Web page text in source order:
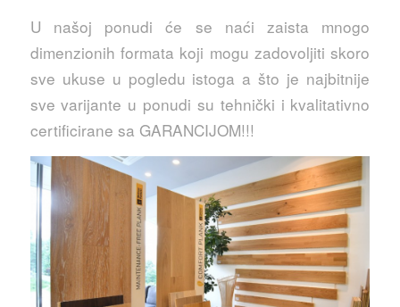
U našoj ponudi će se naći zaista mnogo
dimenzionih formata koji mogu zadovoljiti skoro
sve ukuse u pogledu istoga a što je najbitnije
sve varijante u ponudi su tehnički i kvalitativno
certificirane sa GARANCIJOM!!!